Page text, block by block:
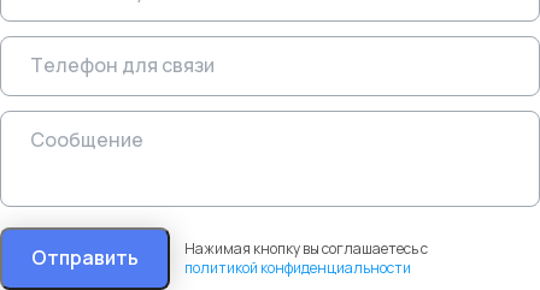
Отправить
Нажимая кнопку вы соглашаетесь с
политикой конфиденциальности